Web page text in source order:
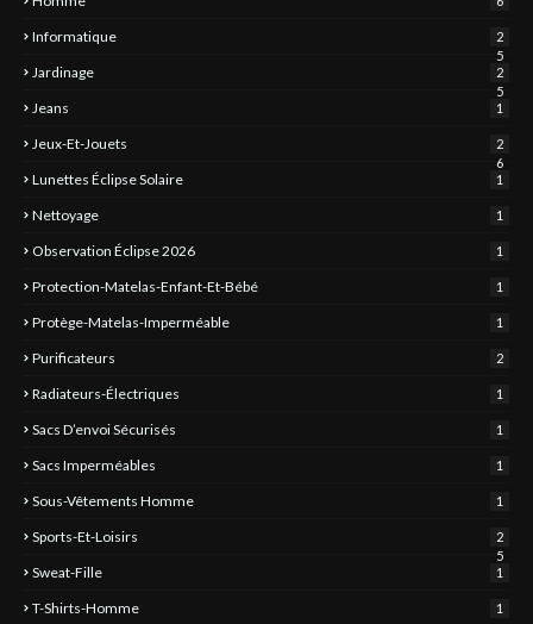
Informatique
2
5
Jardinage
2
5
Jeans 1
Jeux-Et-Jouets
2
6
Lunettes Éclipse Solaire 1
Nettoyage 1
Observation Éclipse 2026 1
Protection-Matelas-Enfant-Et-Bébé 1
Protège-Matelas-Imperméable 1
Purificateurs 2
Radiateurs-Électriques 1
Sacs D’envoi Sécurisés 1
Sacs Imperméables 1
Sous-Vêtements Homme 1
Sports-Et-Loisirs
2
5
Sweat-Fille 1
T-Shirts-Homme 1